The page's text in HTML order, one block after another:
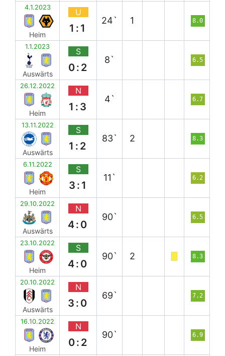
4.1.2023
Heim
U
1:1
24` 1 8.0
1.1.2023
Auswärts
S
0:2
8` 6.5
26.12.2022
Heim
N
1:3
4` 6.7
13.11.2022
Auswärts
S
1:2
83` 2 8.3
6.11.2022
Heim
S
3:1
11` 6.2
29.10.2022
Auswärts
N
4:0
90` 6.5
23.10.2022
Heim
S
4:0
90` 2 8.3
20.10.2022
Auswärts
N
3:0
69` 7.2
16.10.2022
Heim
N
0:2
90` 6.9